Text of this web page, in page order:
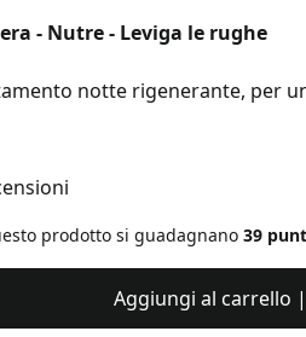
- Nutre - Leviga le rughe
notte rigenerante, per
prodotto si guadagnano 39
Aggiungi al carrello